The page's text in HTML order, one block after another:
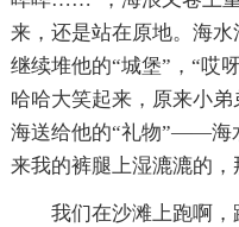
来，还是站在原地。海水
继续堆他的“城堡”，“哎
哈哈大笑起来，原来小
海送给他的“礼物”——海
来我的裤腿上湿漉漉的，
我们在沙滩上跑啊